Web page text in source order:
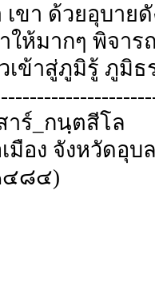
เขา ด้วยอุบา
ให้มากๆ พิจา
เข้าสู่ภูมิรู้ ภูมิธ
าร์_กนฺตสีโล
มือง จังหวัดอุ
๔๘๔)